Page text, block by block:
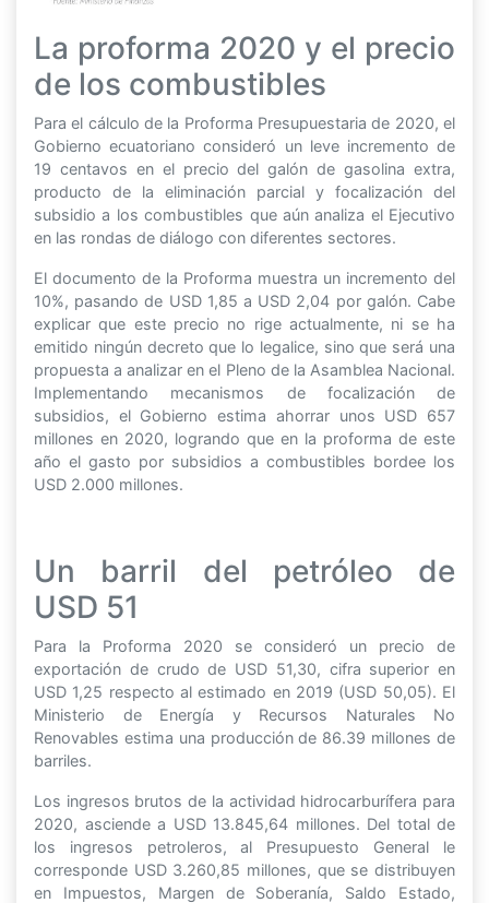
La proforma 2020 y el precio
de los combustibles
Para el cálculo de la Proforma Presupuestaria de 2020, el
Gobierno ecuatoriano consideró un leve incremento de
19 centavos en el precio del galón de gasolina extra,
producto de la eliminación parcial y focalización del
subsidio a los combustibles que aún analiza el Ejecutivo
en las rondas de diálogo con diferentes sectores.
El documento de la Proforma muestra un incremento del
10%, pasando de USD 1,85 a USD 2,04 por galón. Cabe
explicar que este precio no rige actualmente, ni se ha
emitido ningún decreto que lo legalice, sino que será una
propuesta a analizar en el Pleno de la Asamblea Nacional.
Implementando mecanismos de focalización de
subsidios, el Gobierno estima ahorrar unos USD 657
millones en 2020, logrando que en la proforma de este
año el gasto por subsidios a combustibles bordee los
USD 2.000 millones.
Un barril del petróleo de
USD 51
Para la Proforma 2020 se consideró un precio de
exportación de crudo de USD 51,30, cifra superior en
USD 1,25 respecto al estimado en 2019 (USD 50,05). El
Ministerio de Energía y Recursos Naturales No
Renovables estima una producción de 86.39 millones de
barriles.
Los ingresos brutos de la actividad hidrocarburífera para
2020, asciende a USD 13.845,64 millones. Del total de
los ingresos petroleros, al Presupuesto General le
corresponde USD 3.260,85 millones, que se distribuyen
en Impuestos, Margen de Soberanía, Saldo Estado,